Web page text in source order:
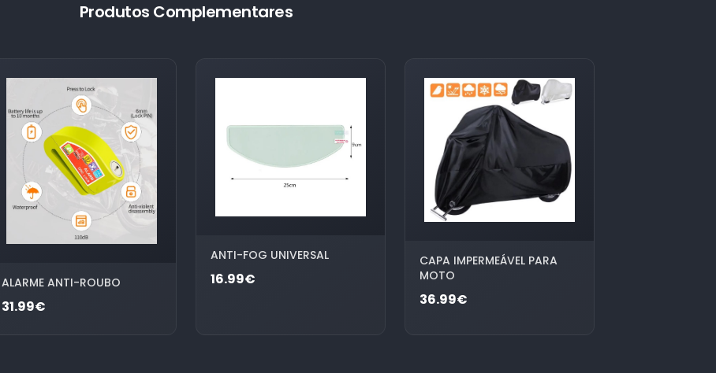
Produtos Complementares
ALARME ANTI-ROUBO
31.99€
ANTI-FOG UNIVERSAL
16.99€
CAPA IMPERMEÁVEL PARA
MOTO
36.99€